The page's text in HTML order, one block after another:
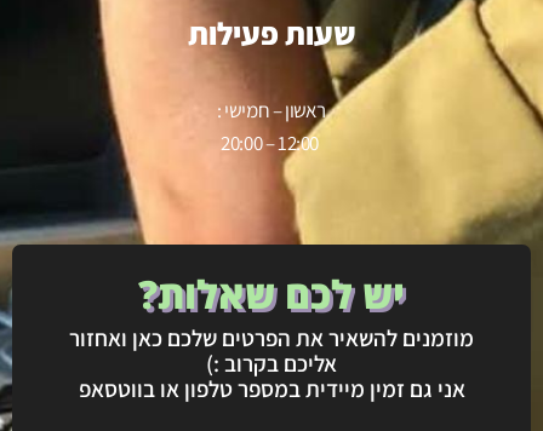
יש לכם שאלות?
מוזמנים להשאיר את הפרטים שלכם כאן ואחזור
אליכם בקרוב :)
אני גם זמין מיידית במספר טלפון או בווטסאפ
שעות פעילות
ראשון – חמישי :